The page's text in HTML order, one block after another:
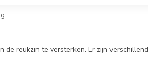
de reukzin te versterken. Er zijn